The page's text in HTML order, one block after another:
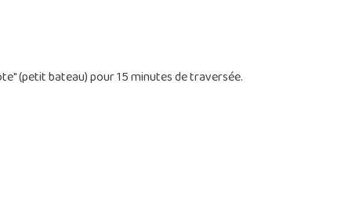
(petit bateau) pour 15 minutes de traversée.